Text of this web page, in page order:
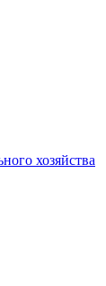
хозяйства